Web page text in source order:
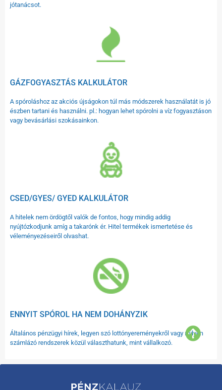
jótanácsot.
GÁZFOGYASZTÁS KALKULÁTOR
A spóroláshoz az akciós újságokon túl más módszerek használatát is jó
észben tartani és használni. pl.: hogyan lehet spórolni a víz fogyasztáson
vagy bevásárlási szokásainkon.
CSED/GYES/ GYED KALKULÁTOR
A hitelek nem ördögtől valók de fontos, hogy mindig addig
nyújtózkodjunk amíg a takarónk ér. Hitel termékek ismertetése és
véleményezéseiről olvashat.
ENNYIT SPÓROL HA NEM DOHÁNYZIK
Általános pénzügyi hírek, legyen szó lottónyereményekről vagy milyen
számlázó rendszerek közül választhatunk, mint vállalkozó.